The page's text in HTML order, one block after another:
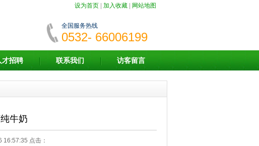
设为首页| 加入收藏| 网站地图
全国服务热线
0532- 66006199
才招聘 联系我们 访客留言
牛奶
16:57:35 点击：